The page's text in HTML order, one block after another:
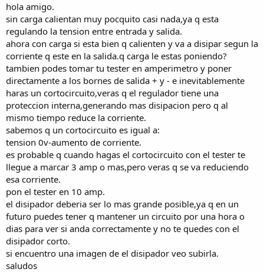
hola amigo.
sin carga calientan muy pocquito casi nada,ya q esta
regulando la tension entre entrada y salida.
ahora con carga si esta bien q calienten y va a disipar segun la
corriente q este en la salida.q carga le estas poniendo?
tambien podes tomar tu tester en amperimetro y poner
directamente a los bornes de salida + y - e inevitablemente
haras un cortocircuito,veras q el regulador tiene una
proteccion interna,generando mas disipacion pero q al
mismo tiempo reduce la corriente.
sabemos q un cortocircuito es igual a:
tension 0v-aumento de corriente.
es probable q cuando hagas el cortocircuito con el tester te
llegue a marcar 3 amp o mas,pero veras q se va reduciendo
esa corriente.
pon el tester en 10 amp.
el disipador deberia ser lo mas grande posible,ya q en un
futuro puedes tener q mantener un circuito por una hora o
dias para ver si anda correctamente y no te quedes con el
disipador corto.
si encuentro una imagen de el disipador veo subirla.
saludos